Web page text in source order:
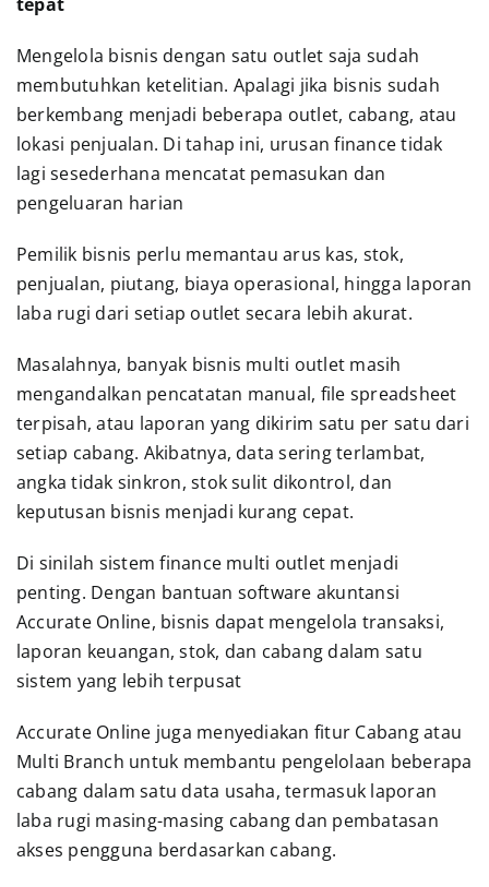
Mengelola bisnis dengan satu outlet saja sudah
membutuhkan ketelitian. Apalagi jika bisnis sudah
berkembang menjadi beberapa outlet, cabang, atau
lokasi penjualan. Di tahap ini, urusan finance tidak
lagi sesederhana mencatat pemasukan dan
pengeluaran harian
Pemilik bisnis perlu memantau arus kas, stok,
penjualan, piutang, biaya operasional, hingga laporan
laba rugi dari setiap outlet secara lebih akurat.
Masalahnya, banyak bisnis multi outlet masih
mengandalkan pencatatan manual, file spreadsheet
terpisah, atau laporan yang dikirim satu per satu dari
setiap cabang. Akibatnya, data sering terlambat,
angka tidak sinkron, stok sulit dikontrol, dan
keputusan bisnis menjadi kurang cepat.
Di sinilah sistem finance multi outlet menjadi
penting. Dengan bantuan software akuntansi
Accurate Online, bisnis dapat mengelola transaksi,
laporan keuangan, stok, dan cabang dalam satu
sistem yang lebih terpusat
Accurate Online juga menyediakan fitur Cabang atau
Multi Branch untuk membantu pengelolaan beberapa
cabang dalam satu data usaha, termasuk laporan
laba rugi masing-masing cabang dan pembatasan
akses pengguna berdasarkan cabang.